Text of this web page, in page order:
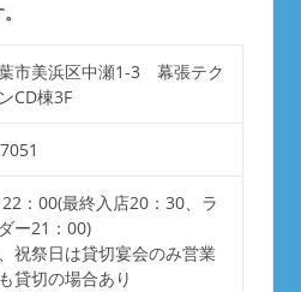
市美浜区中瀬1-3 幕張テク
CD棟3F
：00(最終入店20：30、ラ
ー21：00)
祝祭日は貸切宴会のみ営業
貸切の場合あり